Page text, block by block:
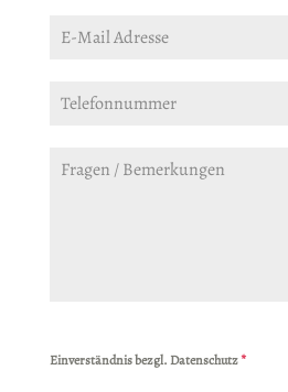
Einverständnis bezgl. Datenschutz*